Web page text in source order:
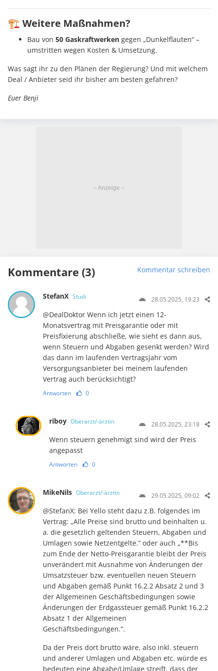
🏗️ Weitere Maßnahmen?
Bau von 50 Gaskraftwerken gegen „Dunkelflauten“ –
umstritten wegen Kosten & Umsetzung.
Was sagt ihr zu den Plänen der Regierung? Und mit welchem
Deal / Anbieter seid ihr bisher am besten gefahren?
Euer Benji
Kommentare (3) Kommentar schreiben
StefanX Studi 28.05.2025, 19:23
@DealDoktor Wenn ich jetzt einen 12-
Monatsvertrag mit Preisgarantie oder mit
Preisfixierung abschließe, wie sieht es dann aus,
wenn Steuern und Abgaben gesenkt werden? Wird
das dann im laufenden Vertragsjahr vom
Versorgungsanbieter bei meinem laufenden
Vertrag auch berücksichtigt?
Antworten 0
riboy Oberarzt/-ärztin 28.05.2025, 23:18
Wenn steuern genehmigt sind wird der Preis
angepasst
Antworten 0
MikeNils Oberarzt/-ärztin 29.05.2025, 09:02
@StefanX: Bei Yello steht dazu z.B. folgendes im
Vertrag: „Alle Preise sind brutto und beinhalten u.
a. die gesetzlich geltenden Steuern, Abgaben und
Umlagen sowie Netzentgelte.“ oder auch „**Bis
zum Ende der Netto-Preisgarantie bleibt der Preis
unverändert mit Ausnahme von Änderungen der
Umsatzsteuer bzw. eventuellen neuen Steuern
und Abgaben gemäß Punkt 16.2.2 Absatz 2 und 3
der Allgemeinen Geschäftsbedingungen sowie
Änderungen der Erdgassteuer gemäß Punkt 16.2.2
Absatz 1 der Allgemeinen
Geschäftsbedingungen.“.
Da der Preis dort brutto wäre, also inkl. steuern
und anderer Umlagen und Abgaben etc. würde es
bedeuten eine Abgabe/Umlage streift, dass der